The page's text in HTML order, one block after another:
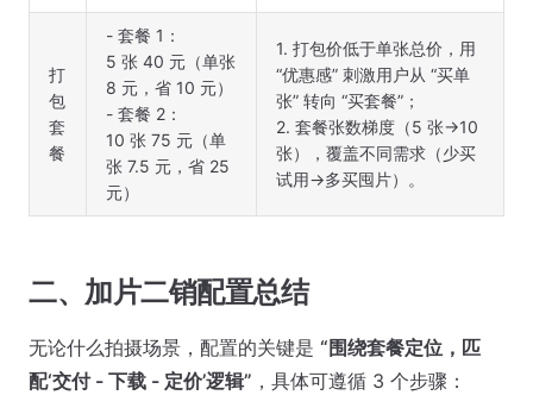
打
包
套
餐
- 套餐 1：
5 张 40 元（单张
8 元，省 10 元）
- 套餐 2：
10 张 75 元（单
张 7.5 元，省 25
元）
1. 打包价低于单张总价，用
“优惠感” 刺激用户从 “买单
张” 转向 “买套餐”；
2. 套餐张数梯度（5 张→10
张），覆盖不同需求（少买
试用→多买囤片）。
二、加片二销配置总结
无论什么拍摄场景，配置的关键是 “围绕套餐定位，匹
配‘交付 - 下载 - 定价’逻辑” ，具体可遵循 3 个步骤：